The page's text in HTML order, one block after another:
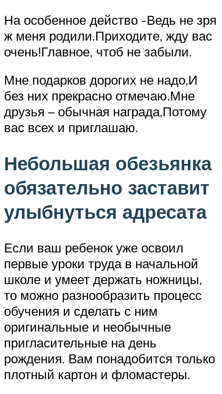
На особенное действо -Ведь не зря
ж меня родили.Приходите, жду вас
очень!Главное, чтоб не забыли.
Мне подарков дорогих не надо,И
без них прекрасно отмечаю.Мне
друзья – обычная награда,Потому
вас всех и приглашаю.
Небольшая обезьянка
обязательно заставит
улыбнуться адресата
Если ваш ребенок уже освоил
первые уроки труда в начальной
школе и умеет держать ножницы,
то можно разнообразить процесс
обучения и сделать с ним
оригинальные и необычные
пригласительные на день
рождения. Вам понадобится только
плотный картон и фломастеры.